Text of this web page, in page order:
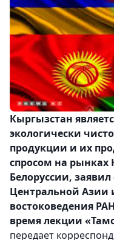
Кыргызстан
экологически
продукции и их
спросом на рынках
Белоруссии,
Центральной Азии
востоковедения
время лекции
передает